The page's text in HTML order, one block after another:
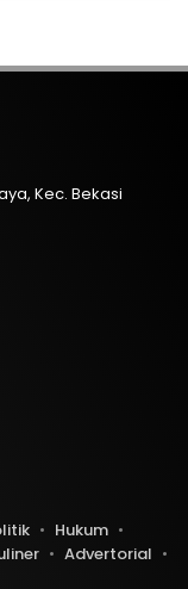
Kec. Bekasi
Hukum
Advertorial